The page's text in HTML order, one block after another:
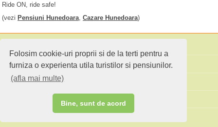
Folosim cookie-uri proprii si de la terti pentru a
furniza o experienta utila turistilor si pensiunilor.
(afla mai multe)
Bine, sunt de acord
Ride ON, ride safe!
(vezi Pensiuni Hunedoara, Cazare Hunedoara)
Cauta pensiuni